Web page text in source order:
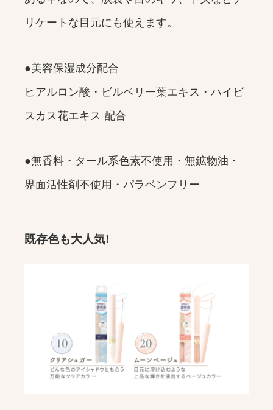
リケートな目元にも使えます。
●美容保湿成分配合
ヒアルロン酸・ビルベリー葉エキス・ハイビ
スカス花エキス 配合
●無香料・タール系色素不使用・無鉱物油・
界面活性剤不使用・パラベンフリー
既存色も大人気!